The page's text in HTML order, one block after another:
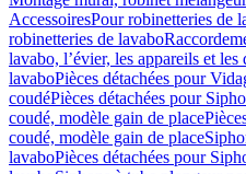
AccessoiresPour robinetteries de
robinetteries de lavabo
lavabo, l’évier, les appareils et
lavaboPièces détachées pour
coudéPièces détachées pour
coudé, modèle gain de place
coudé, modèle gain de place
lavaboPièces détachées pour